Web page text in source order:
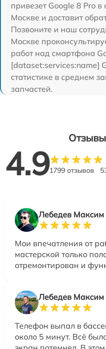
привезет Google 8 Pro
Москве и доставит
Позвоните и наш
Москве
работ над смартфона
[dataset:services:name]
статистике в среднем
запчастей.
4.91799 отзывов
Лебедев Максим
Мои впечатления от
мастерской только
отремонтирован и
Лебедев Максим
Телефон выпал в
около 5 минут. Всё